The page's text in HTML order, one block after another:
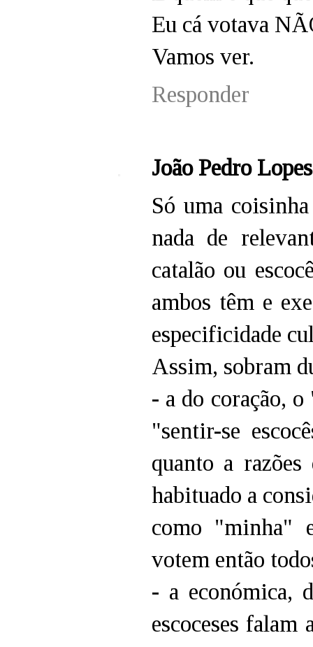
Eu cá votava
Vamos ver.
Responder
João Pedro Lopes
Só uma
nada de
catalão ou
ambos têm e
especificidade
Assim, sobram
- a do coração,
"sentir-se
quanto a
habituado a
como "minha"
votem então
- a económica,
escoceses falam